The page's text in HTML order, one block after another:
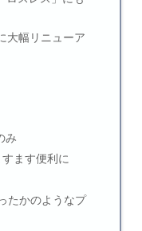
大幅リニューア
み
ます便利に
たかのようなプ